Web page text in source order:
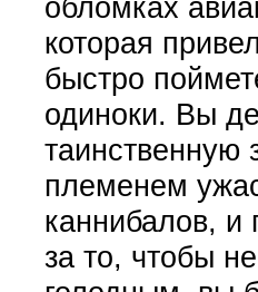
обломках
которая
быстро
одиноки. Вы
таинственную
племенем
каннибалов,
за то, чтобы